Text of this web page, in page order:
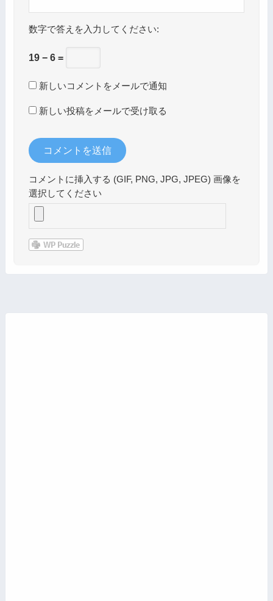
数字で答えを入力してください:
19 − 6 =
新しいコメントをメールで通知
新しい投稿をメールで受け取る
コメントに挿入する (GIF, PNG, JPG, JPEG) 画像を
選択してください